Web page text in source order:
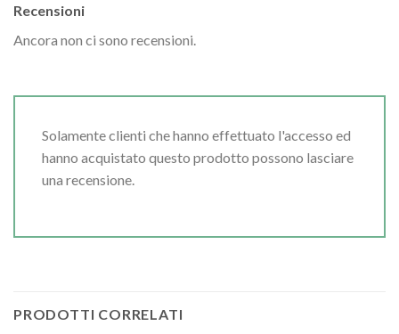
Recensioni
Ancora non ci sono recensioni.
Solamente clienti che hanno effettuato l'accesso ed
hanno acquistato questo prodotto possono lasciare
una recensione.
PRODOTTI CORRELATI